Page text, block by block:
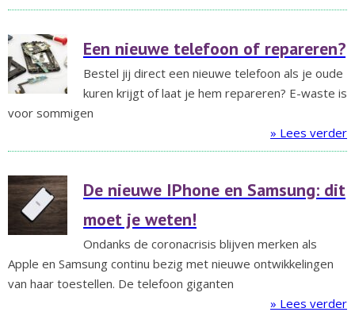
Een nieuwe telefoon of repareren?
Bestel jij direct een nieuwe telefoon als je oude
kuren krijgt of laat je hem repareren? E-waste is
voor sommigen
» Lees verder
De nieuwe IPhone en Samsung: dit
moet je weten!
Ondanks de coronacrisis blijven merken als
Apple en Samsung continu bezig met nieuwe ontwikkelingen
van haar toestellen. De telefoon giganten
» Lees verder